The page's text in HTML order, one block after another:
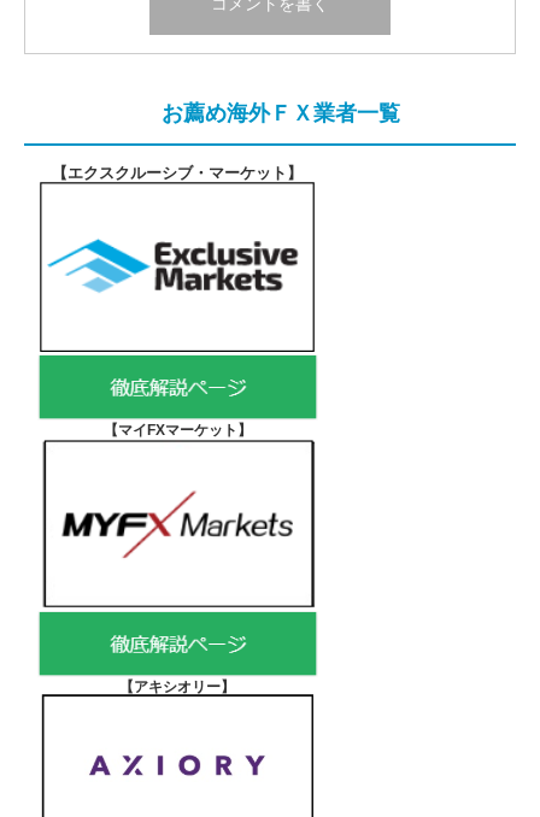
お薦め海外ＦＸ業者一覧
【エクスクルーシブ・マーケット 】
【マイFXマーケット 】
【アキシオリー】